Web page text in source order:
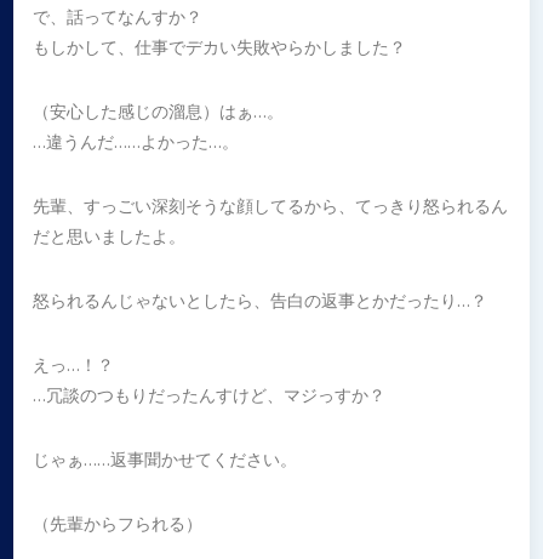
で、話ってなんすか？
もしかして、仕事でデカい失敗やらかしました？
（安心した感じの溜息）はぁ…。
…違うんだ……よかった…。
先輩、すっごい深刻そうな顔してるから、てっきり怒られるん
だと思いましたよ。
怒られるんじゃないとしたら、告白の返事とかだったり…？
えっ…！？
…冗談のつもりだったんすけど、マジっすか？
じゃぁ……返事聞かせてください。
（先輩からフられる）